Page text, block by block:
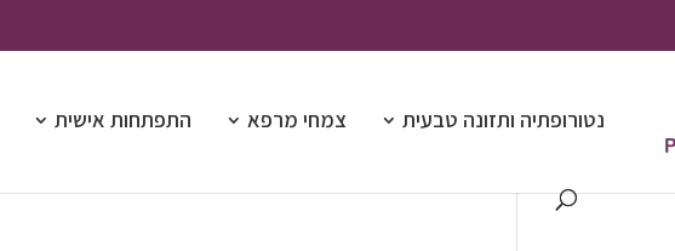
נטורופתיה ותזונה טבעית צמחי מרפא התפתחות אישית